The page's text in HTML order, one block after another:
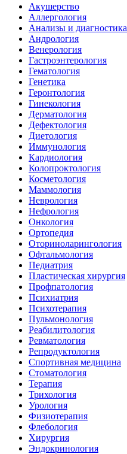
Акушерство
Аллергология
Анализы и диагностика
Андрология
Венерология
Гастроэнтерология
Гематология
Генетика
Геронтология
Гинекология
Дерматология
Дефектология
Диетология
Иммунология
Кардиология
Колопроктология
Косметология
Маммология
Неврология
Нефрология
Онкология
Ортопедия
Оториноларингология
Офтальмология
Педиатрия
Пластическая хирургия
Профпатология
Психиатрия
Психотерапия
Пульмонология
Реабилитология
Ревматология
Репродуктология
Спортивная медицина
Стоматология
Терапия
Трихология
Урология
Физиотерапия
Флебология
Хирургия
Эндокринология